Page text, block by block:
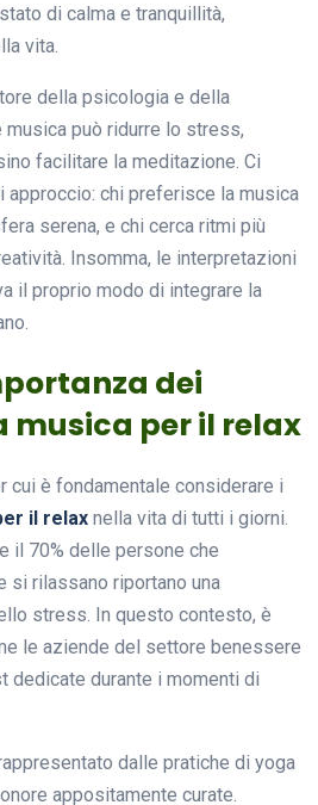
di calma e tranquillità,
vita.
della psicologia e della
può ridurre lo stress,
facilitare la meditazione. Ci
approccio: chi preferisce la musica
serena, e chi cerca ritmi più
Insomma, le interpretazioni
il proprio modo di integrare la
dei
musica per il relax
cui è fondamentale considerare i
il relax nella vita di tutti i giorni.
il 70% delle persone che
si rilassano riportano una
stress. In questo contesto, è
le aziende del settore benessere
dedicate durante i momenti di
dalle pratiche di yoga
appositamente curate.